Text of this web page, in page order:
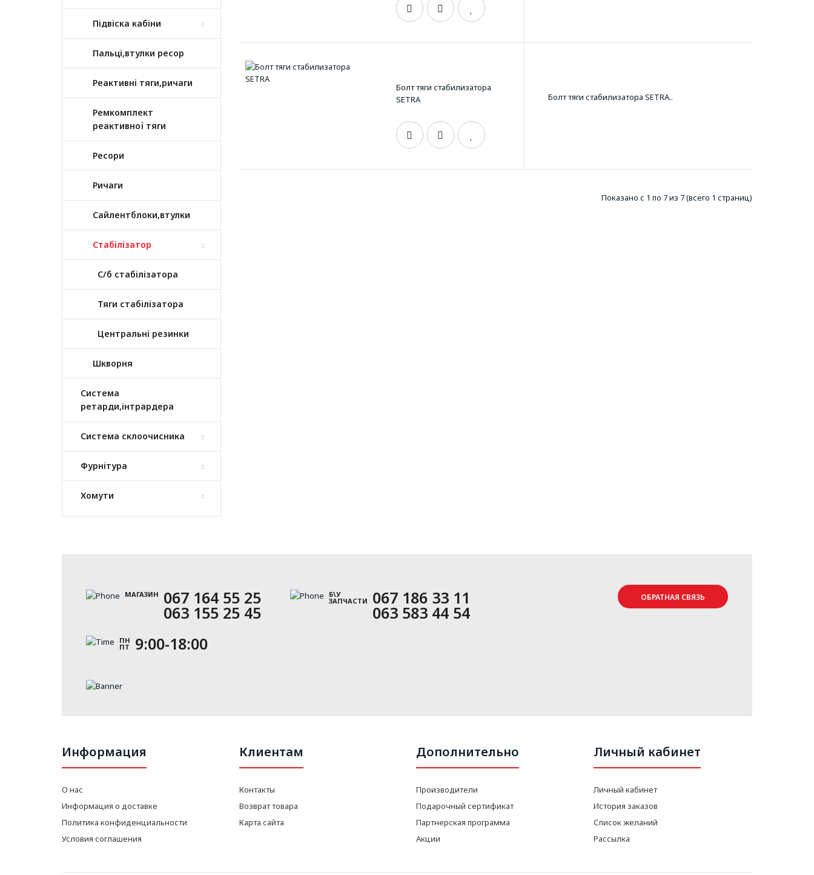
Підвіска кабіни
Пальці,втулки ресор
Реактивні тяги,ричаги
Ремкомплект
реактивної тяги
Ресори
Ричаги
Сайлентблоки,втулки
Стабілізатор
С/б стабілізатора
Тяги стабілізатора
Центральні резинки
Шкворня
Система
ретарди,інтрардера
Система склоочисника
Фурнітура
Хомути
Болт тяги стабилизатора
SETRA
Болт тяги стабилизатора SETRA..
Показано с 1 по 7 из 7 (всего 1 страниц)
ОБРАТНАЯ СВЯЗЬ
МАГАЗИН 067 164 55 25
063 155 25 45
Б\У
ЗАПЧАСТИ 067 186 33 11
063 583 44 54
ПН
ПТ 9:00-18:00
Информация
О нас
Информация о доставке
Политика конфиденциальности
Условия соглашения
Клиентам
Контакты
Возврат товара
Карта сайта
Дополнительно
Производители
Подарочный сертификат
Партнерская программа
Акции
Личный кабинет
Личный кабинет
История заказов
Список желаний
Рассылка